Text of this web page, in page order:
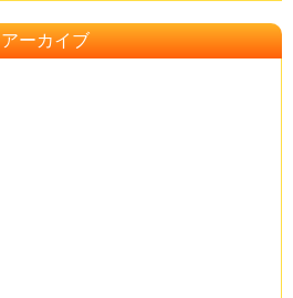
アーカイブ